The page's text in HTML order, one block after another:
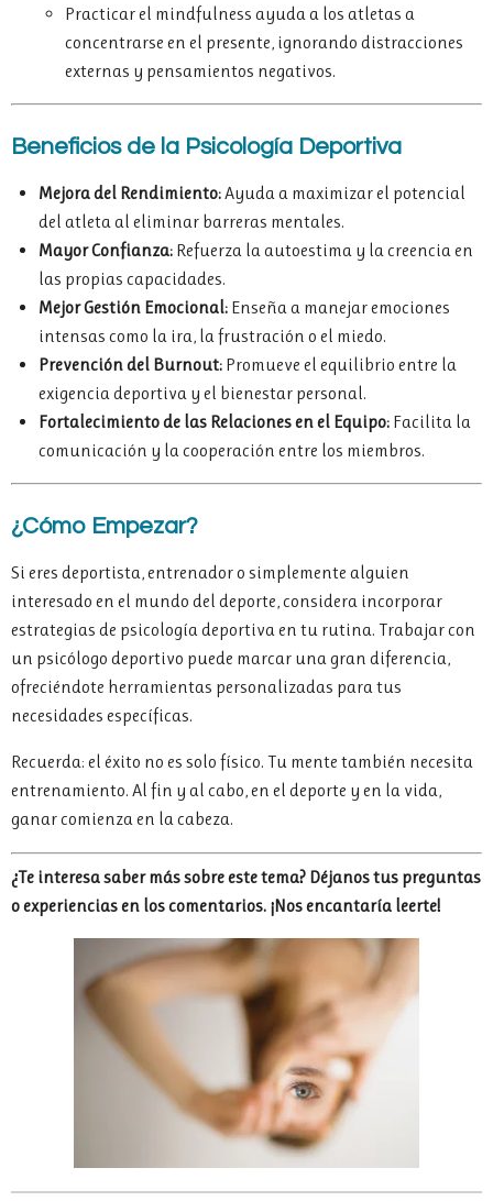
Practicar el mindfulness ayuda a los atletas a
concentrarse en el presente, ignorando distracciones
externas y pensamientos negativos.
Beneficios de la Psicología Deportiva
Mejora del Rendimiento:Ayuda a maximizar el potencial
del atleta al eliminar barreras mentales.
Mayor Confianza:Refuerza la autoestima y la creencia en
las propias capacidades.
Mejor Gestión Emocional:Enseña a manejar emociones
intensas como la ira, la frustración o el miedo.
Prevención del Burnout:Promueve el equilibrio entre la
exigencia deportiva y el bienestar personal.
Fortalecimiento de las Relaciones en el Equipo:Facilita la
comunicación y la cooperación entre los miembros.
¿Cómo Empezar?
Si eres deportista, entrenador o simplemente alguien
interesado en el mundo del deporte, considera incorporar
estrategias de psicología deportiva en tu rutina. Trabajar con
un psicólogo deportivo puede marcar una gran diferencia,
ofreciéndote herramientas personalizadas para tus
necesidades específicas.
Recuerda: el éxito no es solo físico. Tu mente también necesita
entrenamiento. Al fin y al cabo, en el deporte y en la vida,
ganar comienza en la cabeza.
¿Te interesa saber más sobre este tema? Déjanos tus preguntas
o experiencias en los comentarios. ¡Nos encantaría leerte!